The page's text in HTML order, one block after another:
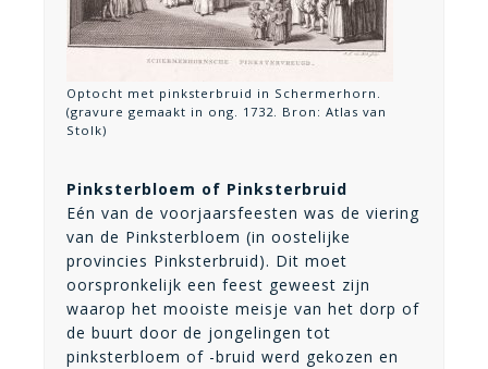
Optocht met pinksterbruid in Schermerhorn.
(gravure gemaakt in ong. 1732. Bron: Atlas van
Stolk)
Pinksterbloem of Pinksterbruid
Eén van de voorjaarsfeesten was de viering
van de Pinksterbloem (in oostelijke
provincies Pinksterbruid). Dit moet
oorspronkelijk een feest geweest zijn
waarop het mooiste meisje van het dorp of
de buurt door de jongelingen tot
pinksterbloem of -bruid werd gekozen en